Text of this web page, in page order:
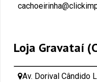
Loja Gravataí
Av. Dorival Cândido